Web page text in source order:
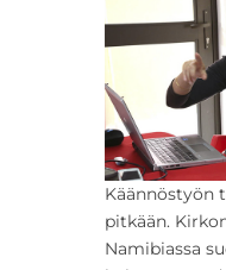
Käännöstyön
pitkään.
Namibiassa